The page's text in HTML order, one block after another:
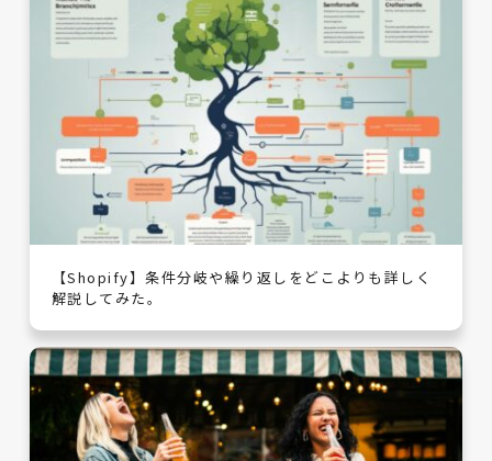
【Shopify】条件分岐や繰り返しをどこよりも詳しく
解説してみた。